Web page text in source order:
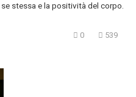
se stessa e la positività del corpo.
0 539